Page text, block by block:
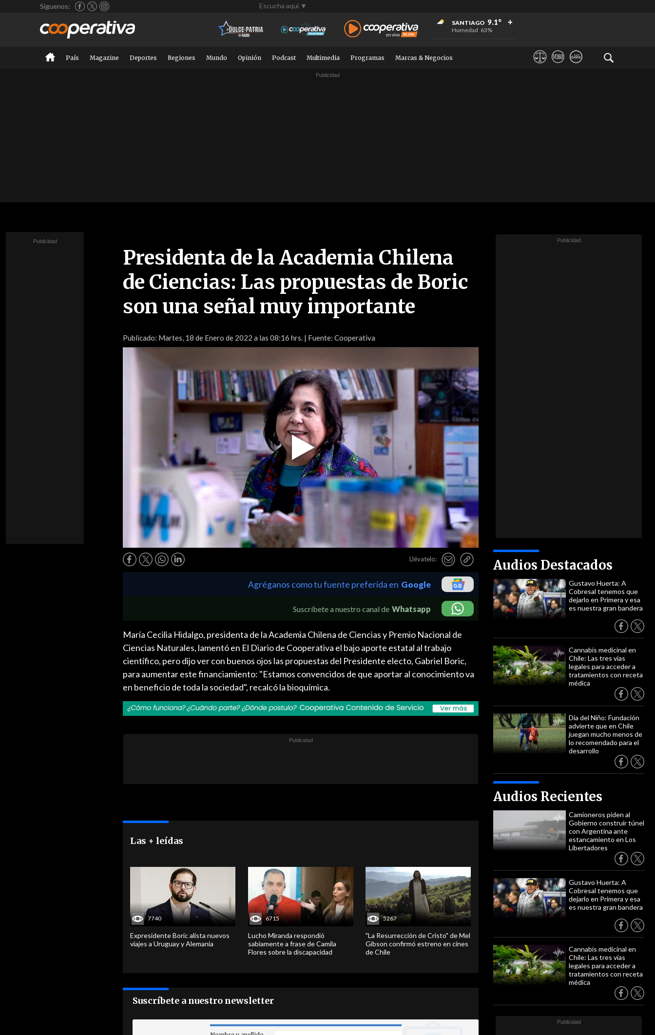
Síguenos: Escucha aquí ▼
SANTIAGO 9.1°
Humedad 63%
+
+
+
País Magazine Deportes Regiones Mundo Opinión Podcast Multimedia Programas Marcas & Negocios
Presidenta de la Academia Chilena
de Ciencias: Las propuestas de Boric
son una señal muy importante
Publicado: Martes, 18 de Enero de 2022 a las 08:16 hrs. | Fuente: Cooperativa
Play
Video
Llévatelo: Audios Destacados
Gustavo Huerta: A
Cobresal tenemos que
dejarlo en Primera y esa
es nuestra gran bandera
Cannabis medicinal en
Chile: Las tres vías
legales para acceder a
tratamientos con receta
médica
Día del Niño: Fundación
advierte que en Chile
juegan mucho menos de
lo recomendado para el
desarrollo
Audios Recientes
Camioneros piden al
Gobierno construir túnel
con Argentina ante
estancamiento en Los
Libertadores
Gustavo Huerta: A
Cobresal tenemos que
dejarlo en Primera y esa
es nuestra gran bandera
Cannabis medicinal en
Chile: Las tres vías
legales para acceder a
tratamientos con receta
médica
Agréganos como tu fuente preferida en Google
Suscríbete a nuestro canal de Whatsapp
María Cecilia Hidalgo, presidenta de la Academia Chilena de Ciencias y Premio Nacional de
Ciencias Naturales, lamentó en El Diario de Cooperativa el bajo aporte estatal al trabajo
científico, pero dijo ver con buenos ojos las propuestas del Presidente electo, Gabriel Boric,
para aumentar este financiamiento: "Estamos convencidos de que aportar al conocimiento va
en beneficio de toda la sociedad", recalcó la bioquímica.
Las + leídas
7740
Expresidente Boric alista nuevos
viajes a Uruguay y Alemania
6715
Lucho Miranda respondió
sabiamente a frase de Camila
Flores sobre la discapacidad
5267
"La Resurrección de Cristo" de Mel
Gibson confirmó estreno en cines
de Chile
Suscríbete a nuestro newsletter